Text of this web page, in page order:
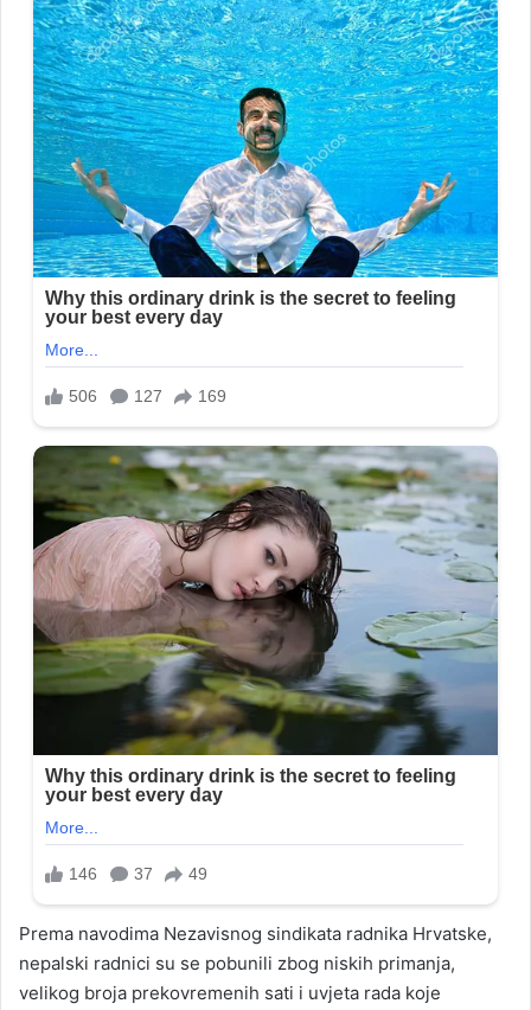
Prema navodima Nezavisnog sindikata radnika Hrvatske,
nepalski radnici su se pobunili zbog niskih primanja,
velikog broja prekovremenih sati i uvjeta rada koje